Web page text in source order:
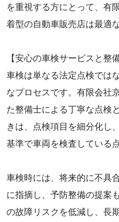
を重視する方にとって、有
着型の自動車販売店は最適
【安心の車検サービスと整
車検は単なる法定点検では
なプロセスです。有限会社
た整備士による丁寧な点検
きは、点検項目を細分化し
基準で車両を検査している点
車検時には、将来的に不具
に指摘し、予防整備の提案
の故障リスクを低減し、長